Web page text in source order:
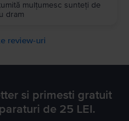
mulțumesc sunteți de
dram
review-uri
si primesti gratuit
de 25 LEI.